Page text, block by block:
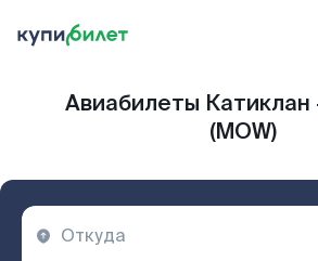
Авиабилеты
(MOW)